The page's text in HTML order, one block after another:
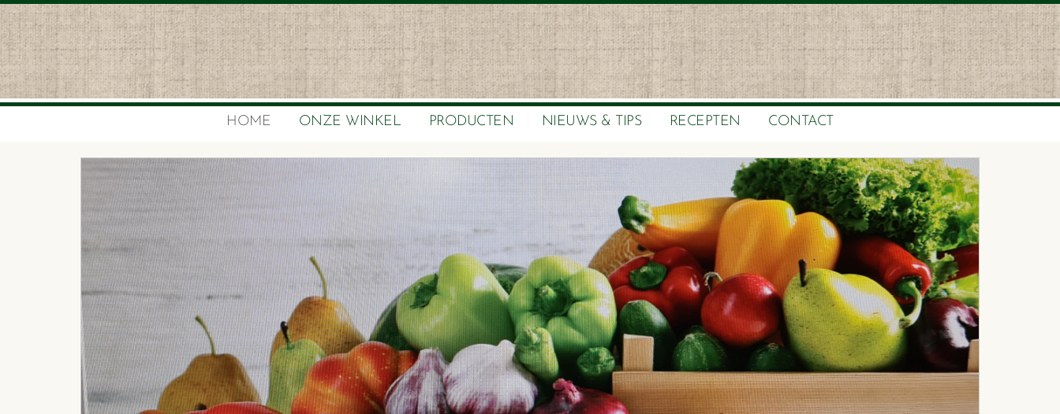
HOME ONZE WINKEL PRODUCTEN NIEUWS & TIPS RECEPTEN CONTACT